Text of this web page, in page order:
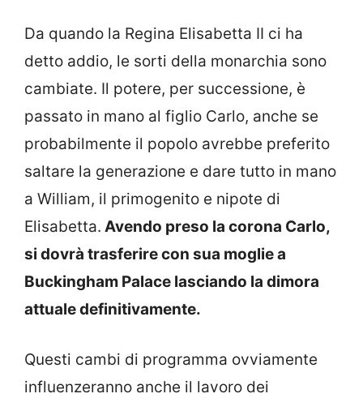
Da quando la Regina Elisabetta II ci ha
detto addio, le sorti della monarchia sono
cambiate. Il potere, per successione, è
passato in mano al figlio Carlo, anche se
probabilmente il popolo avrebbe preferito
saltare la generazione e dare tutto in mano
a William, il primogenito e nipote di
Elisabetta. Avendo preso la corona Carlo,
si dovrà trasferire con sua moglie a
Buckingham Palace lasciando la dimora
attuale definitivamente.
Questi cambi di programma ovviamente
influenzeranno anche il lavoro dei